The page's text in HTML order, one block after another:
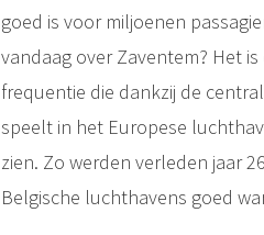
goed is voor miljoenen
vandaag over Zaventem? Het
frequentie die dankzij de
speelt in het Europese
zien. Zo werden verleden jaar
Belgische luchthavens goed